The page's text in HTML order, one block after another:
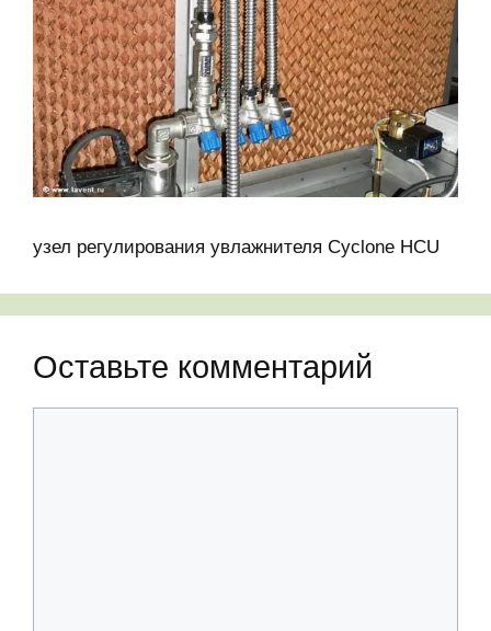
узел регулирования увлажнителя Cyclone HCU
Оставьте комментарий